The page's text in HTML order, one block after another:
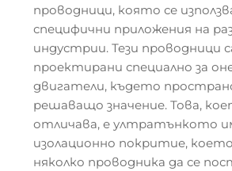
проводници, която се
специфични приложения на
индустрии. Тези проводници
проектирани специално за
двигатели, където
решаващо значение. Това,
отличава, е ултратънкото
изолационно покритие,
няколко проводника да се